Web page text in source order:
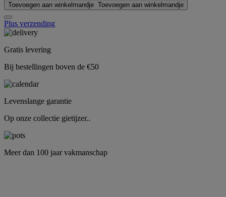
Toevoegen aan winkelmandje Toevoegen aan winkelmandje
Plus verzending
Gratis levering
Bij bestellingen boven de €50
Levenslange garantie
Op onze collectie gietijzer..
Meer dan 100 jaar vakmanschap